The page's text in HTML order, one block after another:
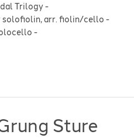
Trilogy-
solofiolin, arr. fiolin/cello -
-
Sture